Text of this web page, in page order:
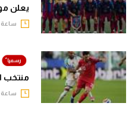
يعلن
ساعة
منتخب
ساعة